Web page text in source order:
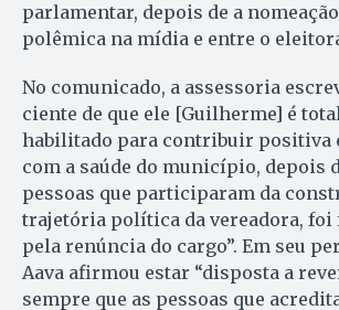
parlamentar, depois de a
polêmica na mídia e entre o
No comunicado, a assessoria
ciente de que ele [Guilherme] é
habilitado para contribuir positiva
com a saúde do município, depois
pessoas que participaram da
trajetória política da vereadora, foi
pela renúncia do cargo”. Em seu
Aava afirmou estar “disposta a
sempre que as pessoas que